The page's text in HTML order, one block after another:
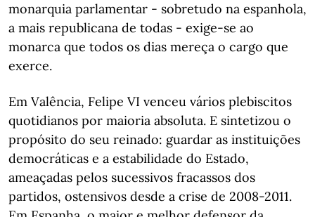
monarquia parlamentar - sobretudo na espanhola,
a mais republicana de todas - exige-se ao
monarca que todos os dias mereça o cargo que
exerce.
Em Valência, Felipe VI venceu vários plebiscitos
quotidianos por maioria absoluta. E sintetizou o
propósito do seu reinado: guardar as instituições
democráticas e a estabilidade do Estado,
ameaçadas pelos sucessivos fracassos dos
partidos, ostensivos desde a crise de 2008-2011.